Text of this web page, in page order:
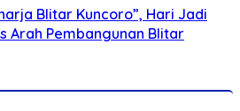
Blitar Kuncoro”, Hari Jadi
Arah Pembangunan Blitar